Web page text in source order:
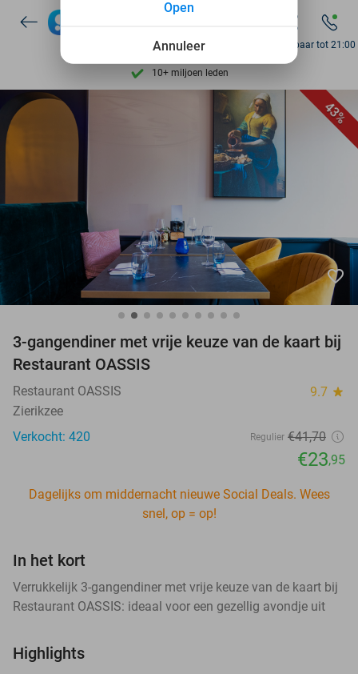
7 dagen per week beschikbaar
10+ miljoen leden
9,4 op basis van
7 dagen per week beschikbaar
10+ miljoen leden
Bereikbaar tot 21:00
43%
favorite_border
3-gangendiner met vrije keuze van de kaart bij
Restaurant OASSIS
Restaurant OASSIS 9.7 star
Zierikzee
Verkocht: 420
Regulier €41,70
€23,95
Dagelijks om middernacht nieuwe Social Deals. Wees
snel, op = op!
In het kort
Verrukkelijk 3-gangendiner met vrije keuze van de kaart bij
Restaurant OASSIS: ideaal voor een gezellig avondje uit
Highlights
Annuleer
Open